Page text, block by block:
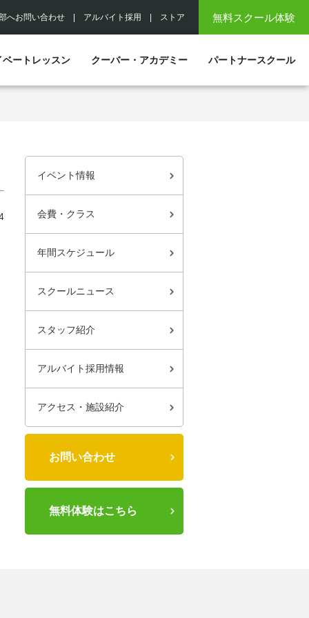
無料スクール体験
へお問い合わせ アルバイト採用 ストア
ベートレッスン クーバー・アカデミー パートナースクール
イベント情報
会費・クラス
年間スケジュール
スクールニュース
スタッフ紹介
アルバイト採用情報
アクセス・施設紹介
お問い合わせ
無料体験はこちら